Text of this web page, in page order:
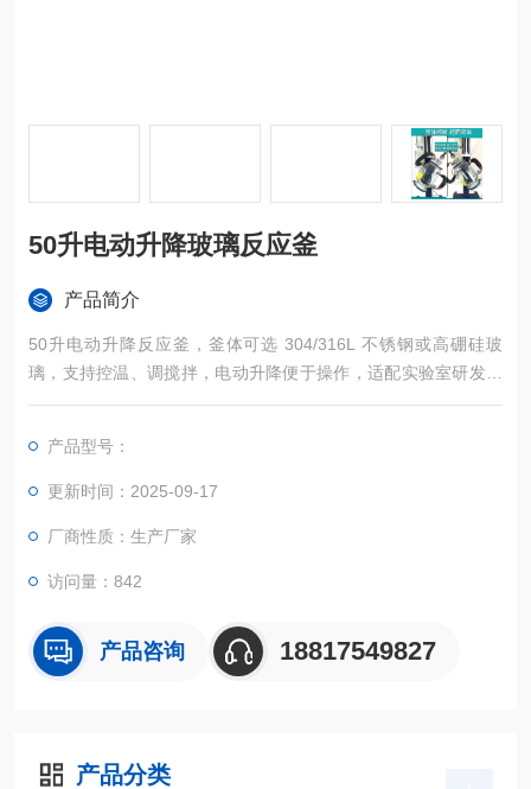
50升电动升降玻璃反应釜
产品简介
50升电动升降反应釜，釜体可选 304/316L 不锈钢或高硼硅玻
璃，支持控温、调搅拌，电动升降便于操作，适配实验室研发、
中试生产与教学场景。
产品型号：
更新时间：2025-09-17
厂商性质：生产厂家
访问量：842
产品咨询 18817549827
产品分类